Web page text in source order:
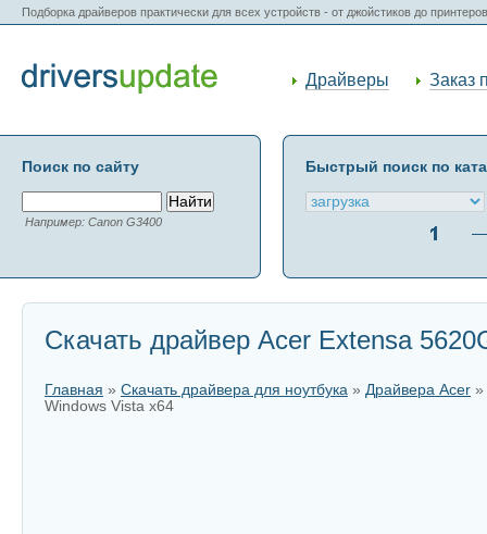
Подборка драйверов практически для всех устройств - от джойстиков до
Драйверы Заказ
Поиск по сайту
Например: Canon G3400
Быстрый поиск по
Скачать драйвер Acer Extensa
Главная » Скачать драйвера для ноутбука » Драйвера Acer »
Windows Vista x64